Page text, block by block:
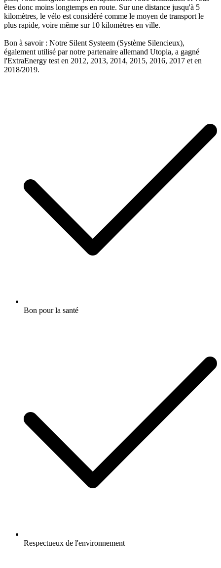
êtes donc moins longtemps en route. Sur une distance jusqu'à 5
kilomètres, le vélo est considéré comme le moyen de transport le
plus rapide, voire même sur 10 kilomètres en ville.
Bon à savoir : Notre Silent Systeem (Système Silencieux),
également utilisé par notre partenaire allemand Utopia, a gagné
l'ExtraEnergy test en 2012, 2013, 2014, 2015, 2016, 2017 et en
2018/2019.
Bon pour la santé
Respectueux de l'environnement